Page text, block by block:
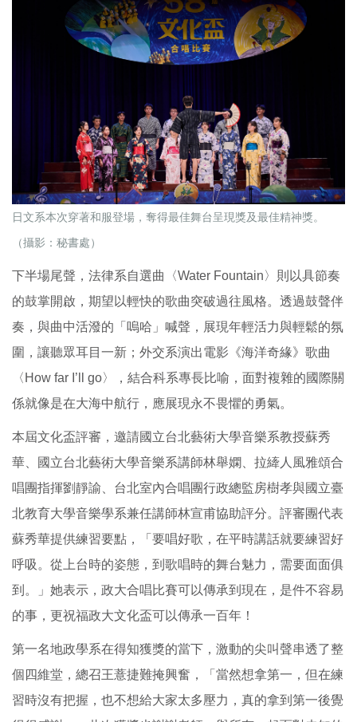
日文系本次穿著和服登場，奪得最佳舞台呈現獎及最佳精神獎。
（攝影：秘書處）
下半場尾聲，法律系自選曲〈Water Fountain〉則以具節奏
的鼓掌開啟，期望以輕快的歌曲突破過往風格。透過鼓聲伴
奏，與曲中活潑的「嗚哈」喊聲，展現年輕活力與輕鬆的氛
圍，讓聽眾耳目一新；外交系演出電影《海洋奇緣》歌曲
〈How far I’ll go〉，結合科系專長比喻，面對複雜的國際關
係就像是在大海中航行，應展現永不畏懼的勇氣。
本屆文化盃評審，邀請國立台北藝術大學音樂系教授蘇秀
華、國立台北藝術大學音樂系講師林舉嫻、拉縴人風雅頌合
唱團指揮劉靜諭、台北室內合唱團行政總監房樹孝與國立臺
北教育大學音樂學系兼任講師林宣甫協助評分。評審團代表
蘇秀華提供練習要點，「要唱好歌，在平時講話就要練習好
呼吸。從上台時的姿態，到歌唱時的舞台魅力，需要面面俱
到。」她表示，政大合唱比賽可以傳承到現在，是件不容易
的事，更祝福政大文化盃可以傳承一百年！
第一名地政學系在得知獲獎的當下，激動的尖叫聲串透了整
個四維堂，總召王薏捷難掩興奮，「當然想拿第一，但在練
習時沒有把握，也不想給大家太多壓力，真的拿到第一後覺